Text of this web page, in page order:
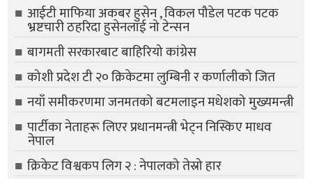
आईटी माफिया अकबर हुसेन , विकल पौडेल पटक पटक
भ्रष्टचारी ठहरिदा हुसेनलाई नो टेन्सन
बागमती सरकारबाट बाहिरियो कांग्रेस
कोशी प्रदेश टी २० क्रिकेटमा लुम्बिनी र कर्णालीको जित
नयाँ समीकरणमा जनमतको बटमलाइन मधेशको मुख्यमन्त्री
पार्टीका नेताहरू लिएर प्रधानमन्त्री भेट्न निस्किए माधव
नेपाल
क्रिकेट विश्वकप लिग २ : नेपालको तेस्रो हार